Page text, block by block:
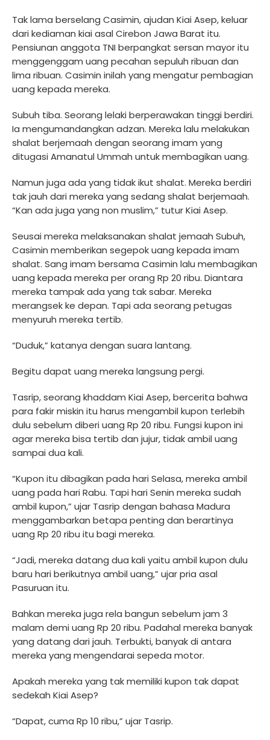
Tak lama berselang Casimin, ajudan Kiai Asep, keluar
dari kediaman kiai asal Cirebon Jawa Barat itu.
Pensiunan anggota TNI berpangkat sersan mayor itu
menggenggam uang pecahan sepuluh ribuan dan
lima ribuan. Casimin inilah yang mengatur pembagian
uang kepada mereka.
Subuh tiba. Seorang lelaki berperawakan tinggi berdiri.
Ia mengumandangkan adzan. Mereka lalu melakukan
shalat berjemaah dengan seorang imam yang
ditugasi Amanatul Ummah untuk membagikan uang.
Namun juga ada yang tidak ikut shalat. Mereka berdiri
tak jauh dari mereka yang sedang shalat berjemaah.
“Kan ada juga yang non muslim,” tutur Kiai Asep.
Seusai mereka melaksanakan shalat jemaah Subuh,
Casimin memberikan segepok uang kepada imam
shalat. Sang imam bersama Casimin lalu membagikan
uang kepada mereka per orang Rp 20 ribu. Diantara
mereka tampak ada yang tak sabar. Mereka
merangsek ke depan. Tapi ada seorang petugas
menyuruh mereka tertib.
“Duduk,” katanya dengan suara lantang.
Begitu dapat uang mereka langsung pergi.
Tasrip, seorang khaddam Kiai Asep, bercerita bahwa
para fakir miskin itu harus mengambil kupon terlebih
dulu sebelum diberi uang Rp 20 ribu. Fungsi kupon ini
agar mereka bisa tertib dan jujur, tidak ambil uang
sampai dua kali.
“Kupon itu dibagikan pada hari Selasa, mereka ambil
uang pada hari Rabu. Tapi hari Senin mereka sudah
ambil kupon,” ujar Tasrip dengan bahasa Madura
menggambarkan betapa penting dan berartinya
uang Rp 20 ribu itu bagi mereka.
“Jadi, mereka datang dua kali yaitu ambil kupon dulu
baru hari berikutnya ambil uang,” ujar pria asal
Pasuruan itu.
Bahkan mereka juga rela bangun sebelum jam 3
malam demi uang Rp 20 ribu. Padahal mereka banyak
yang datang dari jauh. Terbukti, banyak di antara
mereka yang mengendarai sepeda motor.
Apakah mereka yang tak memiliki kupon tak dapat
sedekah Kiai Asep?
“Dapat, cuma Rp 10 ribu,” ujar Tasrip.